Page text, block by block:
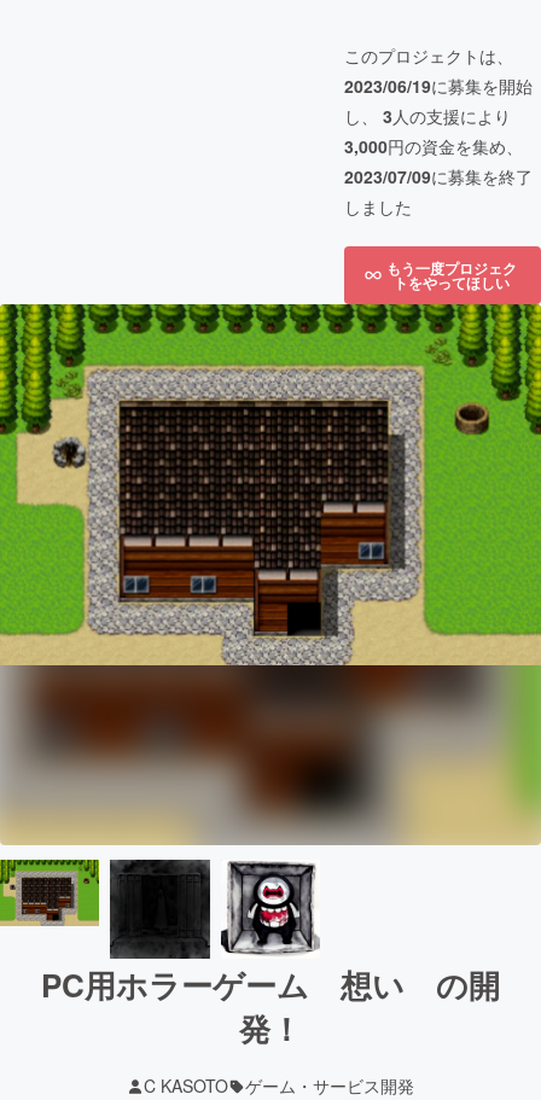
このプロジェクトは、
2023/06/19に募集を開始
し、 3人の支援により
3,000円の資金を集め、
2023/07/09に募集を終了
しました
もう一度プロジェク
トをやってほしい
PC用ホラーゲーム 想い の開
発！
C KASOTO ゲーム・サービス開発